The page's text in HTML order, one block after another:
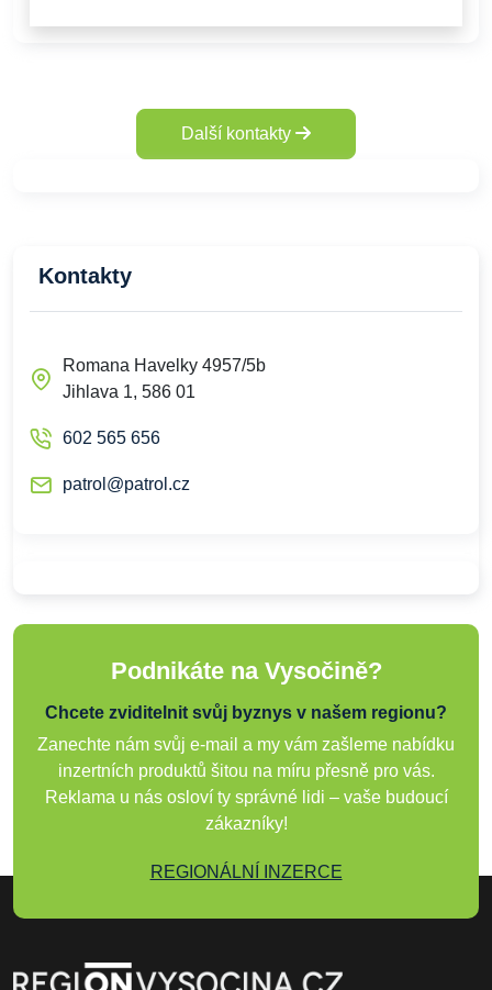
Další kontakty
Kontakty
Romana Havelky 4957/5b
Jihlava 1, 586 01
602 565 656
patrol@patrol.cz
Podnikáte na Vysočině?
Chcete zviditelnit svůj byznys v našem regionu?
Zanechte nám svůj e-mail a my vám zašleme nabídku
inzertních produktů šitou na míru přesně pro vás.
Reklama u nás osloví ty správné lidi – vaše budoucí
zákazníky!
REGIONÁLNÍ INZERCE